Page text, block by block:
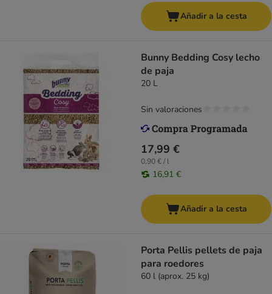
Añadir a la cesta
Bunny Bedding Cosy lecho
de paja
20 L
17,99 €
0,90 € / l
16,91 €
Sin valoraciones
Añadir a la cesta
Porta Pellis pellets de paja
para roedores
60 l (aprox. 25 kg)